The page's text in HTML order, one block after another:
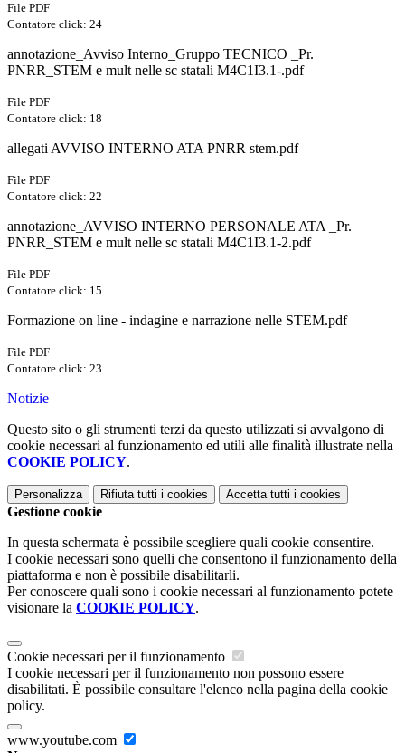
File PDF
Contatore click: 24
annotazione_Avviso Interno_Gruppo TECNICO _Pr.
PNRR_STEM e mult nelle sc statali M4C1I3.1-.pdf
File PDF
Contatore click: 18
allegati AVVISO INTERNO ATA PNRR stem.pdf
File PDF
Contatore click: 22
annotazione_AVVISO INTERNO PERSONALE ATA _Pr.
PNRR_STEM e mult nelle sc statali M4C1I3.1-2.pdf
File PDF
Contatore click: 15
Formazione on line - indagine e narrazione nelle STEM.pdf
File PDF
Contatore click: 23
Notizie
Questo sito o gli strumenti terzi da questo utilizzati si avvalgono di
cookie necessari al funzionamento ed utili alle finalità illustrate nella
COOKIE POLICY.
Personalizza Rifiuta tutti i cookies Accetta tutti i cookies
Gestione cookie
In questa schermata è possibile scegliere quali cookie consentire.
I cookie necessari sono quelli che consentono il funzionamento della
piattaforma e non è possibile disabilitarli.
Per conoscere quali sono i cookie necessari al funzionamento potete
visionare la COOKIE POLICY.
Cookie necessari per il funzionamento
I cookie necessari per il funzionamento non possono essere
disabilitati. È possibile consultare l'elenco nella pagina della cookie
policy.
www.youtube.com